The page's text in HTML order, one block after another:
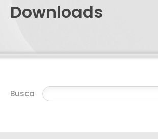
Downloads
Busca